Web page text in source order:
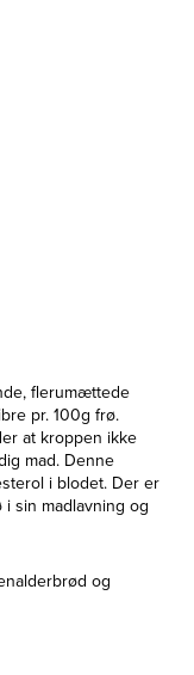
flerumættede
pr. 100g frø.
at kroppen ikke
mad. Denne
i blodet. Der er
sin madlavning og
og